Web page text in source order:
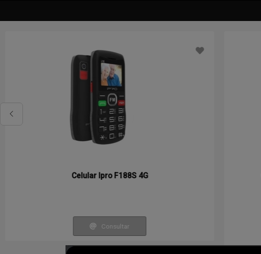
Celular Ipro F188S 4G
Consultar